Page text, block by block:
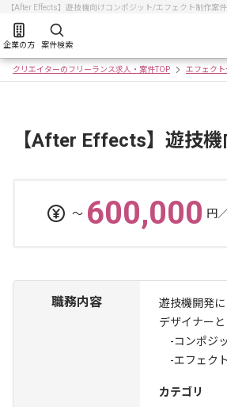
【After Effects】遊技機向けコンポジット/エフェクト制作案
企業の方 案件検索
クリエイターのフリーランス求人・案件TOP エフェク
【After Effects】遊技
〜 600,000 円
職務内容
遊技機開発
デザイナー
-コンポジ
-エフェク
カテゴリ